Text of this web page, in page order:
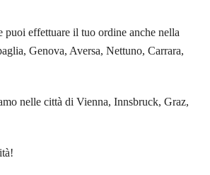
puoi effettuare il tuo ordine anche nella
Genova, Aversa, Nettuno, Carrara,
nelle città di Vienna, Innsbruck, Graz,